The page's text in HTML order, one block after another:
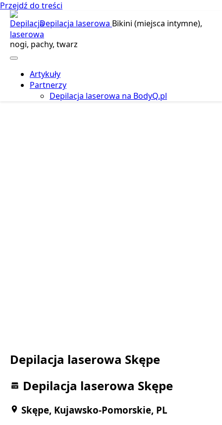
Przejdź do treści
Depilacja laserowa Bikini (miejsca intymne),
nogi, pachy, twarz
Artykuły
Partnerzy
Depilacja laserowa na BodyQ.pl
Depilacja laserowa Skępe
Depilacja laserowa Skępe
Skępe, Kujawsko-Pomorskie, PL